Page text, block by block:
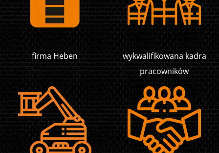
firma Heben
wykwalifikowana kadra
pracowników